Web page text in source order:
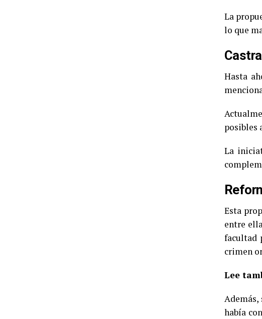
La
lo que
Hasta
posibles
La
Esta
entre
facultad
crimen
Lee
había